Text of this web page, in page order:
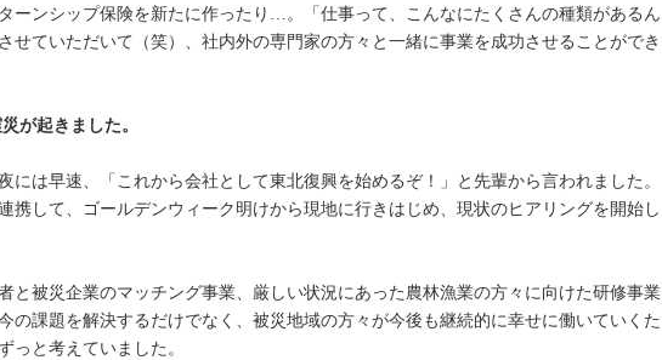
ーンシップ保険を新たに作ったり…。「仕事って、こんなにたくさんの種類があるん
せていただいて（笑）、社内外の専門家の方々と一緒に事業を成功させることができ
が起きました。
には早速、「これから会社として東北復興を始めるぞ！」と先輩から言われました。
携して、ゴールデンウィーク明けから現地に行きはじめ、現状のヒアリングを開始し
と被災企業のマッチング事業、厳しい状況にあった農林漁業の方々に向けた研修事業
の課題を解決するだけでなく、被災地域の方々が今後も継続的に幸せに働いていくた
っと考えていました。